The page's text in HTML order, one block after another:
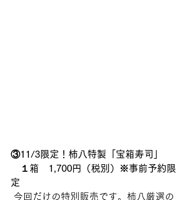
③11/3限定！柿八特製「宝箱寿司」
１箱　1,700円（税別）※事前予約限
定